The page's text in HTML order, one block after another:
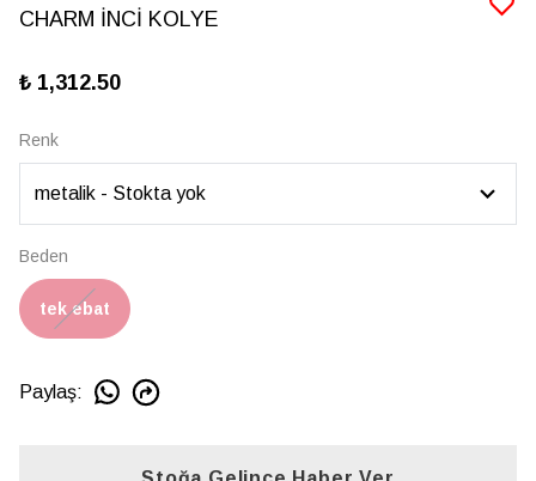
CHARM İNCİ KOLYE
₺ 1,312.50
Renk
Beden
tek ebat
Paylaş: